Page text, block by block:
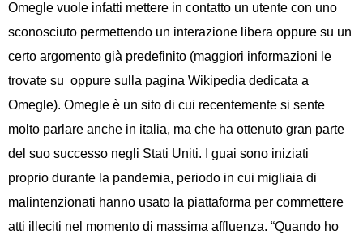
Omegle vuole infatti mettere in contatto un utente con uno
sconosciuto permettendo un interazione libera oppure su un
certo argomento già predefinito (maggiori informazioni le
trovate su oppure sulla pagina Wikipedia dedicata a
Omegle). Omegle è un sito di cui recentemente si sente
molto parlare anche in italia, ma che ha ottenuto gran parte
del suo successo negli Stati Uniti. I guai sono iniziati
proprio durante la pandemia, periodo in cui migliaia di
malintenzionati hanno usato la piattaforma per commettere
atti illeciti nel momento di massima affluenza. “Quando ho